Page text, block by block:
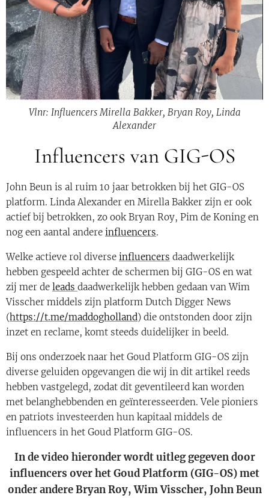
Vlnr: Influencers Mirella Bakker, Bryan Roy, Linda
Alexander
Influencers van GIG-OS
John Beun is al ruim 10 jaar betrokken bij het GIG-OS
platform. Linda Alexander en Mirella Bakker zijn er ook
actief bij betrokken, zo ook Bryan Roy, Pim de Koning en
nog een aantal andere influencers.
Welke actieve rol diverse influencers daadwerkelijk
hebben gespeeld achter de schermen bij GIG-OS en wat
zij mer de leads daadwerkelijk hebben gedaan van Wim
Visscher middels zijn platform Dutch Digger News
(https://t.me/maddogholland) die ontstonden door zijn
inzet en reclame, komt steeds duidelijker in beeld.
Bij ons onderzoek naar het Goud Platform GIG-OS zijn
diverse geluiden opgevangen die wij in dit artikel reeds
hebben vastgelegd, zodat dit geventileerd kan worden
met belanghebbenden en geïnteresseerden. Vele pioniers
en patriots investeerden hun kapitaal middels de
influencers in het Goud Platform GIG-OS.
In de video hieronder wordt uitleg gegeven door
influencers over het Goud Platform (GIG-OS) met
onder andere Bryan Roy, Wim Visscher, John Beun